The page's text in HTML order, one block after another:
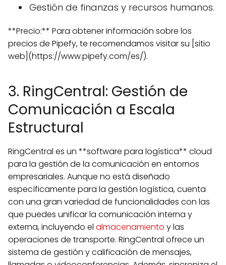
Gestión de finanzas y recursos humanos.
**Precio:** Para obtener información sobre los
precios de Pipefy, te recomendamos visitar su [sitio
web](https://www.pipefy.com/es/).
3. RingCentral: Gestión de
Comunicación a Escala
Estructural
RingCentral es un **software para logística** cloud
para la gestión de la comunicación en entornos
empresariales. Aunque no está diseñado
específicamente para la gestión logística, cuenta
con una gran variedad de funcionalidades con las
que puedes unificar la comunicación interna y
externa, incluyendo el almacenamiento y las
operaciones de transporte. RingCentral ofrece un
sistema de gestión y calificación de mensajes,